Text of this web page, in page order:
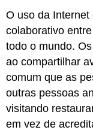
O uso da
colaborativo
todo o mundo.
ao compartilhar
comum que as
outras pessoas
visitando
em vez de